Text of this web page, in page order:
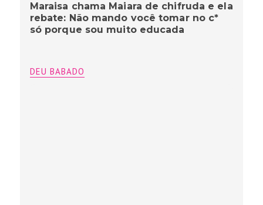
Maraisa chama Maiara de chifruda e ela
rebate: Não mando você tomar no c*
só porque sou muito educada
DEU BABADO